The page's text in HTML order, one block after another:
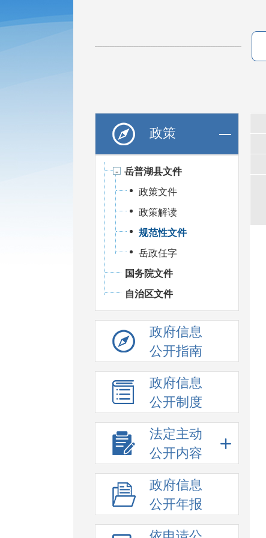
政策
岳普湖县文件
政策文件
政策解读
规范性文件
岳政任字
国务院文件
自治区文件
政府信息
公开指南
政府信息
公开制度
法定主动
公开内容
政府信息
公开年报